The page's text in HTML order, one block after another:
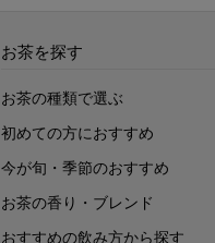
お茶を探す
お茶の種類で選ぶ
初めての方におすすめ
今が旬・季節のおすすめ
お茶の香り・ブレンド
おすすめの飲み方から探す